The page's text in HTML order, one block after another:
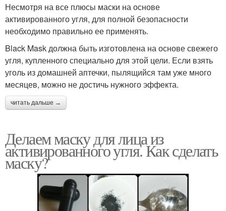
Несмотря на все плюсы маски на основе
активированного угля, для полной безопасности
необходимо правильно ее применять.
Black Mask должна быть изготовлена на основе свежего
угля, купленного специально для этой цели. Если взять
уголь из домашней аптечки, пылящийся там уже много
месяцев, можно не достичь нужного эффекта.
читать дальше →
Делаем маску для лица из
активированного угля. Как сделать
маску?